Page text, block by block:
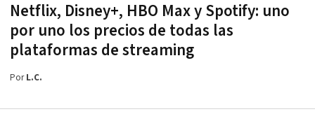
Netflix, Disney+, HBO Max y Spotify: uno
por uno los precios de todas las
plataformas de streaming
PorL.C.